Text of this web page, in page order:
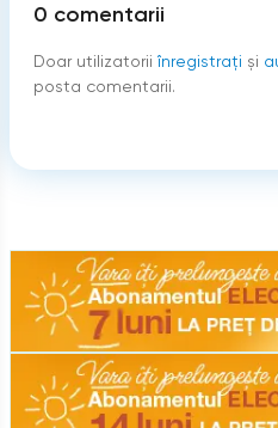
0 comentarii
Doar utilizatorii înregistraţi şi
posta comentarii.